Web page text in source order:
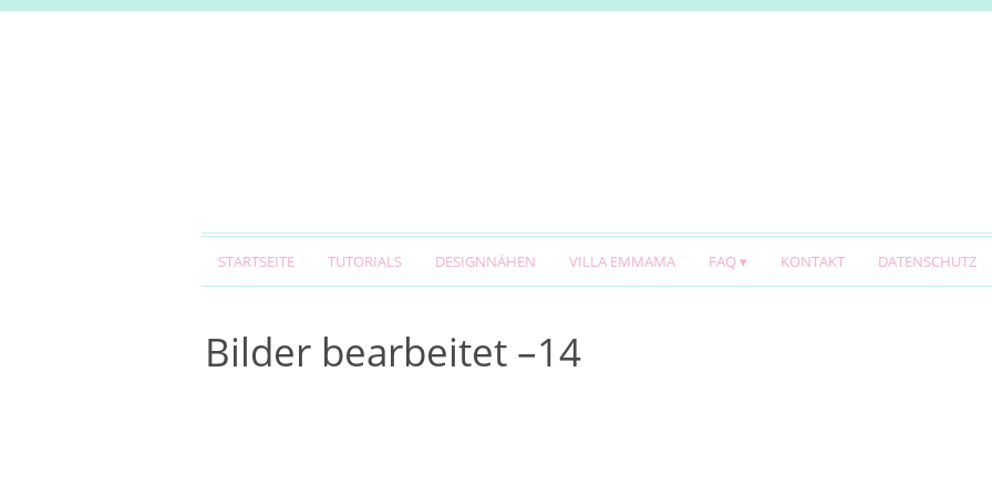
STARTSEITE TUTORIALS DESIGNNÄHEN VILLA EMMAMA FAQ KONTAKT DATENSCHUTZ
Bilder bearbeitet –14